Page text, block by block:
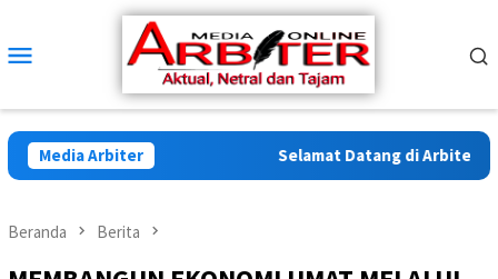
konten
Mobile
Media Arbiter Selamat Datang di Arbiter
Beranda Berita